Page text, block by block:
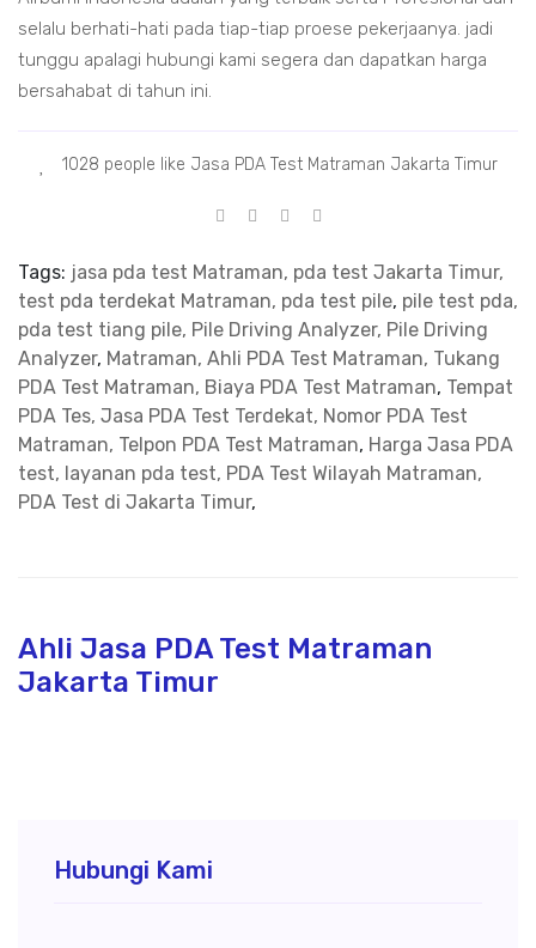
selalu berhati-hati pada tiap-tiap proese pekerjaanya. jadi
tunggu apalagi hubungi kami segera dan dapatkan harga
bersahabat di tahun ini.
1028 people like Jasa PDA Test Matraman Jakarta Timur
Tags: jasa pda test Matraman, pda test Jakarta Timur,
test pda terdekat Matraman, pda test pile, pile test pda,
pda test tiang pile, Pile Driving Analyzer, Pile Driving
Analyzer, Matraman, Ahli PDA Test Matraman, Tukang
PDA Test Matraman, Biaya PDA Test Matraman, Tempat
PDA Tes, Jasa PDA Test Terdekat, Nomor PDA Test
Matraman, Telpon PDA Test Matraman, Harga Jasa PDA
test, layanan pda test, PDA Test Wilayah Matraman,
PDA Test di Jakarta Timur,
Ahli Jasa PDA Test Matraman
Jakarta Timur
Hubungi Kami